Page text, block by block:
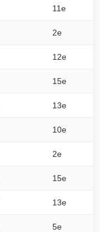
11e
2e
12e
15e
13e
10e
2e
15e
13e
5e